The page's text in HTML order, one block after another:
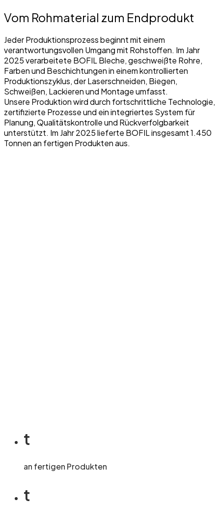
Vom Rohmaterial zum Endprodukt
Jeder Produktionsprozess beginnt mit einem
verantwortungsvollen Umgang mit Rohstoffen. Im Jahr
2025 verarbeitete BOFIL Bleche, geschweißte Rohre,
Farben und Beschichtungen in einem kontrollierten
Produktionszyklus, der Laserschneiden, Biegen,
Schweißen, Lackieren und Montage umfasst.
Unsere Produktion wird durch fortschrittliche Technologie,
zertifizierte Prozesse und ein integriertes System für
Planung, Qualitätskontrolle und Rückverfolgbarkeit
unterstützt. Im Jahr 2025 lieferte BOFIL insgesamt 1.450
Tonnen an fertigen Produkten aus.
t
an fertigen Produkten
t